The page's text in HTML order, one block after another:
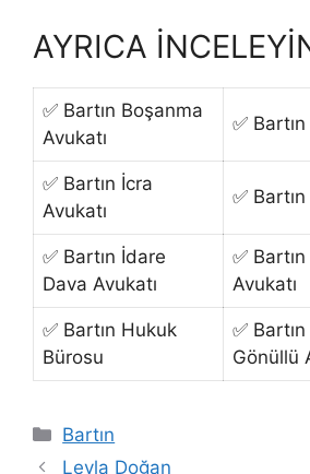
AYRICA
✅ Bartın Boşanma
Avukatı
✅
✅ Bartın İcra
Avukatı
✅
✅ Bartın İdare
Dava Avukatı
✅
Avukatı
✅ Bartın Hukuk
Bürosu
✅
Gönüllü
Kategoriler
Bartın
Leyla Doğan